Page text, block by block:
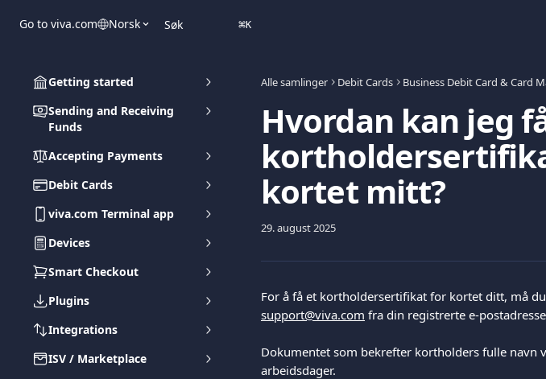
Go to viva.com Norsk Søk ⌘K
Getting started
Sending and Receiving
Funds
Accepting Payments
Debit Cards
viva.com Terminal app
Devices
Smart Checkout
Plugins
Integrations
ISV / Marketplace
Alle samlinger Debit Cards Business Debit Card & Card
Hvordan kan jeg
kortet mitt?
29. august 2025
For å få et kortholdersertifikat for kortet ditt, må
support@viva.com fra din registrerte e-
Dokumentet som bekrefter kortholders fulle navn
arbeidsdager.